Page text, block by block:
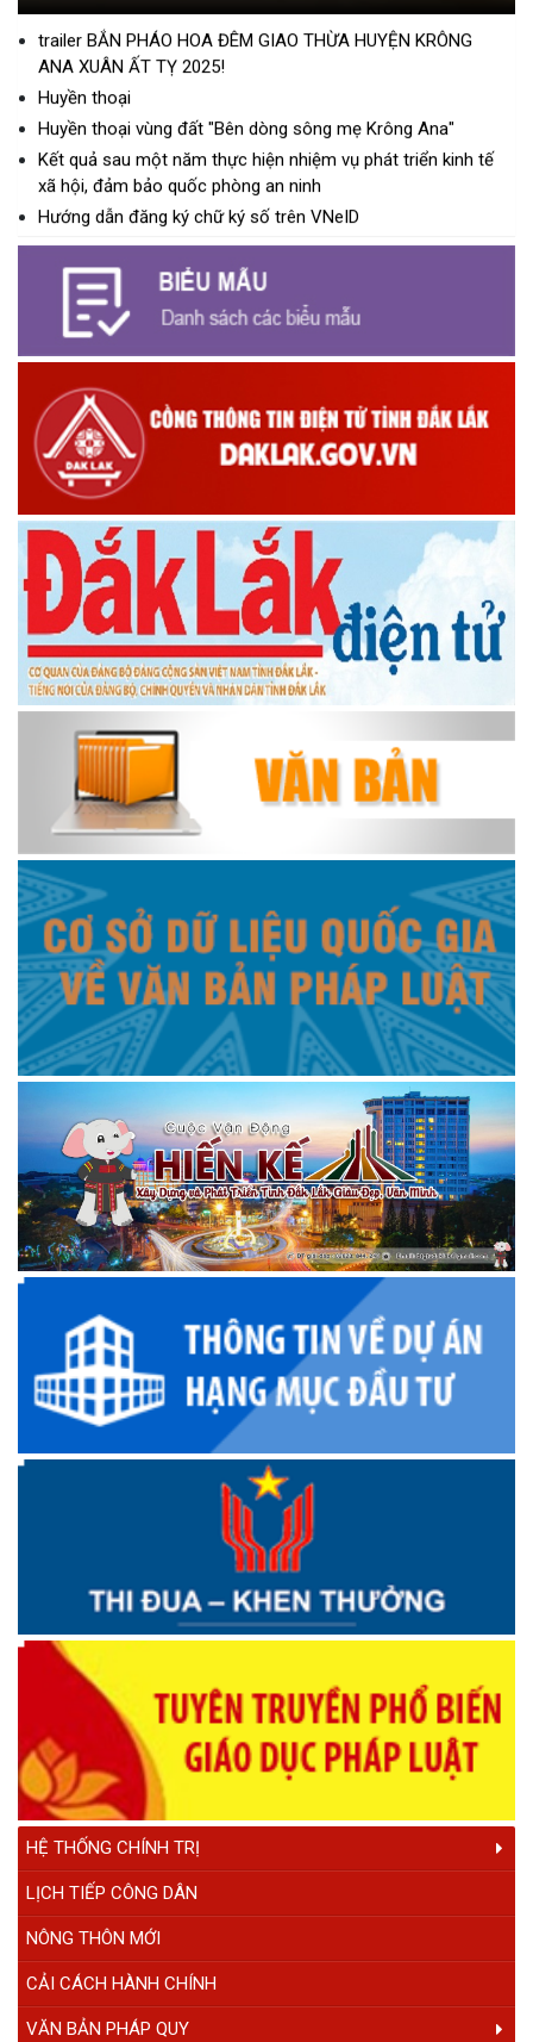
HỆ THỐNG CHÍNH TRỊ
LỊCH TIẾP CÔNG DÂN
NÔNG THÔN MỚI
CẢI CÁCH HÀNH CHÍNH
VĂN BẢN PHÁP QUY
trailer BẮN PHÁO HOA ĐÊM GIAO THỪA HUYỆN KRÔNG
ANA XUÂN ẤT TỴ 2025!
Huyền thoại
Huyền thoại vùng đất "Bên dòng sông mẹ Krông Ana"
Kết quả sau một năm thực hiện nhiệm vụ phát triển kinh tế
xã hội, đảm bảo quốc phòng an ninh
Hướng dẫn đăng ký chữ ký số trên VNeID
PHÓNG SỰ THCS LÊ VĂN TÁM
Kiểm tra Đảng
PHÓNG SỰ XÃ EA NA SAU 11 NĂM XÂY DỰNG NÔNG THÔN
MỚI
Kết quả sau 3 năm thực hiện Kế hoạch số 103 của UBND
huyện Krông Ana
PHÓNG SỰ 20 NĂM CÔNG TÁC KẾT NGHĨA
PHÓNG SỰ ĐẠI HỘI DÂN TỘC THIỂU SỐ SỬA LẦN 4
PHÓNG SỰ 43 NĂM THÀNH LẬP HUYỆN
Quy hoạch vùng huyện Krông Ana, tỉnh Đắk Lắk đến năm
2030, tầm nhìn đến năm 2050
Chiều Krông Ana Em Hát
Thông điệp truyền hình nCoV
Đua thuyền truyền thống Krông Ana - Đắk Lắk
Đua thuyền truyền thống Krông Ana
KRÔNG ANA YÊU THƯƠNG
Xã Krông Ana lấy sự hài lòng của người dân làm thước đo
trong cải cách hành chính
HƯƠNG CÀ PHÊ SẮC TÂY NGUYÊN Giai 1 FB
HÀNH TRÌNH TUYỆT ĐẸP CỦA HẠT CÀ PHÊ 2025
CÀ PHÊ ĐIỂM TỰA CỦA NHỮNG GIẤC MƠ Giai dac biet
CLIP GIỚI THIỆU LỄ HỘI CÀ PHÊ BUÔN MA THUỘT LẦN THỨ
9 NĂM 2025
Mừng xuân
trailer LỄ HỘI ĐUA THUYỀN NAM TRUYỀN THÔNG HUYỆN
KRÔNG ANA XUÂN ẤT TỴ 2025!
trailer BẮN PHÁO HOA ĐÊM GIAO THỪA HUYỆN KRÔNG
ANA XUÂN ẤT TỴ 2025!
Huyền thoại
Huyền thoại vùng đất "Bên dòng sông mẹ Krông Ana"
Kết quả sau một năm thực hiện nhiệm vụ phát triển kinh tế
xã hội, đảm bảo quốc phòng an ninh
Hướng dẫn đăng ký chữ ký số trên VNeID
UBKT Huyện ủy Krông Ana 75 năm ngày thành lập ngành
Kiểm tra Đảng
PHÓNG SỰ XÃ EA NA SAU 11 NĂM XÂY DỰNG NÔNG THÔN
MỚI
Kết quả sau 3 năm thực hiện Kế hoạch số 103 của UBND
huyện Krông Ana
PHÓNG SỰ 20 NĂM CÔNG TÁC KẾT NGHĨA
PHÓNG SỰ ĐẠI HỘI DÂN TỘC THIỂU SỐ SỬA LẦN 4
PHÓNG SỰ 43 NĂM THÀNH LẬP HUYỆN
Quy hoạch vùng huyện Krông Ana, tỉnh Đắk Lắk đến năm
2030, tầm nhìn đến năm 2050
Chiều Krông Ana Em Hát
Thông điệp truyền hình nCoV
Đua thuyền truyền thống Krông Ana - Đắk Lắk
Đua thuyền truyền thống Krông Ana
KRÔNG ANA YÊU THƯƠNG